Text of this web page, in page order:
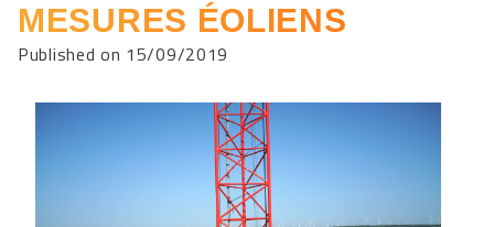
MESURES ÉOLIENS
Published on 15/09/2019